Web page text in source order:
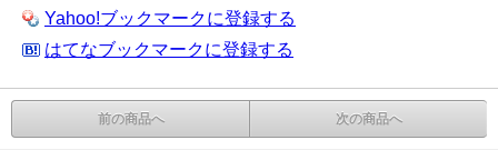
Yahoo!ブックマークに登録する
はてなブックマークに登録する
前の商品へ 次の商品へ